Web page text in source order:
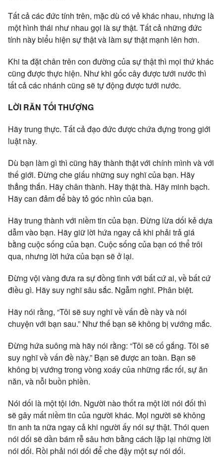
Tất cả các đức tính trên, mặc dù có vẻ khác nhau, nhưng là
một hình thái như nhau gọi là sự thật. Tất cả những đức
tính này biểu hiện sự thật và làm sự thật mạnh lên hơn.
Khi ta đặt chân trên con đường của sự thật thì mọi thứ khác
cũng được thực hiện. Như khi gốc cây được tưới nước thì
tất cả các nhánh cũng sẽ tự động được tưới nước.
LỜI RĂN TỐI THƯỢNG
Hãy trung thực. Tất cả đạo đức được chứa đựng trong giới
luật này.
Dù bạn làm gì thì cũng hãy thành thật với chính mình và với
thế giới. Đừng che giấu những suy nghĩ của bạn. Hãy
thẳng thắn. Hãy chân thành. Hãy thật thà. Hãy minh bạch.
Hãy can đảm để bày tỏ góc nhìn của bạn.
Hãy trung thành với niềm tin của bạn. Đừng lừa dối kẻ dựa
dẫm vào bạn. Hãy giữ lời hứa ngay cả khi phải trả giá
bằng cuộc sống của bạn. Cuộc sống của bạn có thể trôi
qua, nhưng lời hứa của bạn sẽ ở lại.
Đừng vội vàng đưa ra sự đồng tình với bất cứ ai, về bất cứ
điều gì. Hãy suy nghĩ sâu sắc. Ngẫm nghĩ. Phân biệt.
Hãy nói rằng, “Tôi sẽ suy nghĩ về vấn đề này và nói
chuyện với bạn sau.” Như thế bạn sẽ không bị vướng mắc.
Đừng hứa suông mà hãy nói rằng: “Tôi sẽ cố gắng. Tôi sẽ
suy nghĩ về vấn đề này.” Bạn sẽ được an toàn. Bạn sẽ
không bị vướng trong vòng xoáy của những rắc rối, sự ăn
năn, và nỗi buồn phiền.
Nói dối là một tội lớn. Người nào thốt ra một lời nói đối thì
sẽ gây mất niềm tin của người khác. Mọi người sẽ không
tin anh ta nữa ngay cả khi người ấy nói sự thật. Thói quen
nói dối sẽ dần bám rễ sâu hơn bằng cách lặp lại những lời
nói dối. Rồi phải nói dối để che đậy một sự nói dối.